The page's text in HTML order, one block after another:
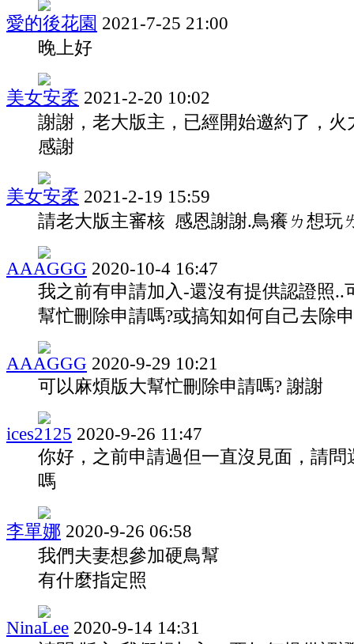
愛的後花園 2021-7-25 21:00
晚上好
美女安柔 2021-2-20 10:02
謝謝，老大版主，已經開始邀約了，火
感謝
美女安柔 2021-2-19 15:59
請老大版主審核 感恩謝謝.鳥癢ㄌ想玩
AAAGGG 2020-10-4 16:47
我之前有申請加入-還沒有提供認證照..
幫忙刪除申請嗎?或搞知如何自己去除
AAAGGG 2020-9-29 10:21
可以麻煩版大幫忙刪除申請嗎? 謝謝
ices2125 2020-9-26 11:47
你好，之前申請過但一直沒見面，請問
嗎
李單娜 2020-9-26 06:58
我們夫妻想參加硬鳥幫
有什麼指定照
NinaLee 2020-9-14 14:31